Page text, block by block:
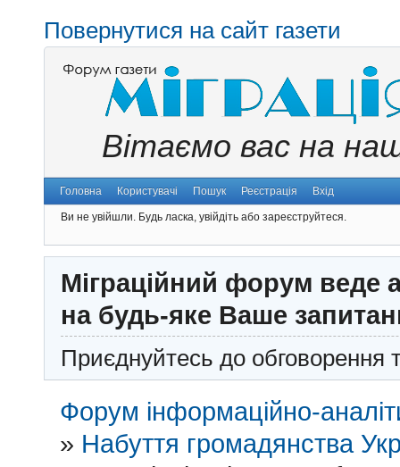
Повернутися на сайт газети
Вітаємо вас на
Головна Користувачі Пошук Реєстрація Вхід
Ви не увійшли. Будь ласка, увійдіть або зареєструйтеся.
Міграційний форум веде
на будь-яке Ваше
Приєднуйтесь до обговорення
Форум інформаційно-
» Набуття громадянства